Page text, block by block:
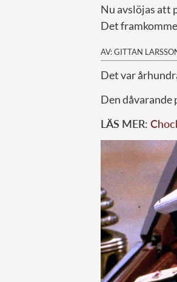
Nu avslöjas att
Det
AV: GITTAN
Det var
Den dåvarande
LÄS MER: